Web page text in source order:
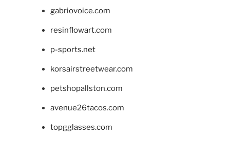
gabriovoice.com
resinflowart.com
p-sports.net
korsairstreetwear.com
petshopallston.com
avenue26tacos.com
topgglasses.com